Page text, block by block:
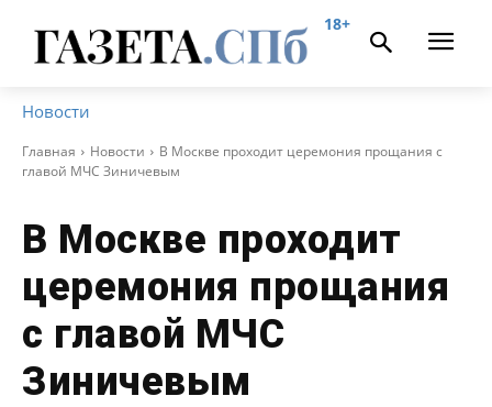
18+
Новости
Главная Новости
В Москве проходит церемония прощания с
главой МЧС Зиничевым
В Москве проходит
церемония прощания
с главой МЧС
Зиничевым